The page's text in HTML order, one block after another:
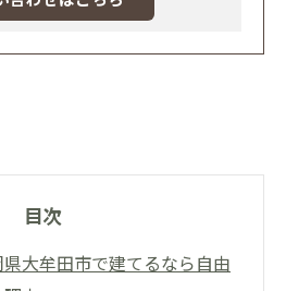
目次
大牟田市で建てるなら自由